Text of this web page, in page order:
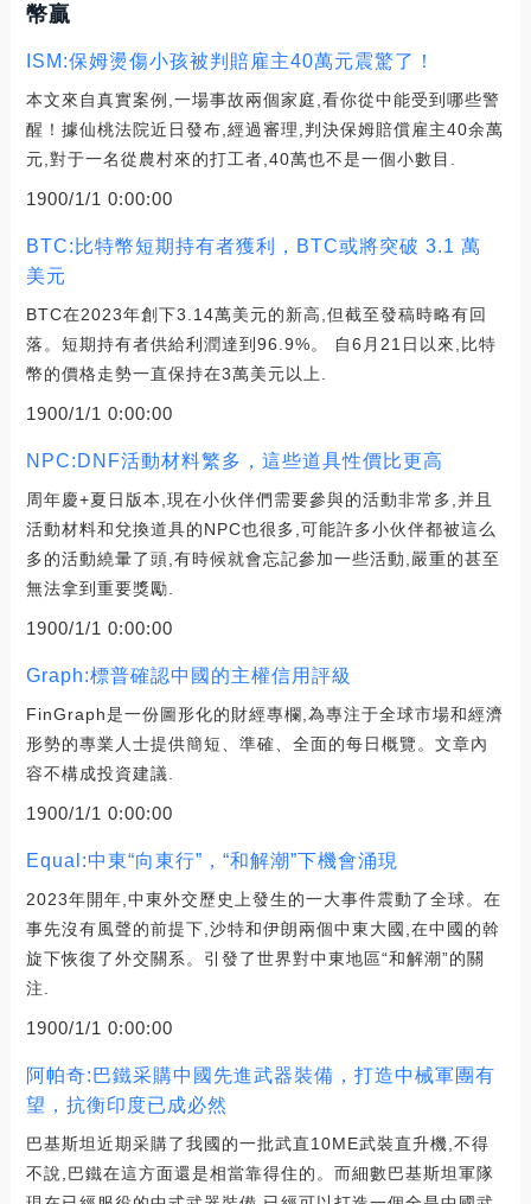
幣贏
ISM:保姆燙傷小孩被判賠雇主40萬元震驚了！
本文來自真實案例,一場事故兩個家庭,看你從中能受到哪些警
醒！據仙桃法院近日發布,經過審理,判決保姆賠償雇主40余萬
元,對于一名從農村來的打工者,40萬也不是一個小數目.
1900/1/1 0:00:00
BTC:比特幣短期持有者獲利，BTC或將突破 3.1 萬
美元
BTC在2023年創下3.14萬美元的新高,但截至發稿時略有回
落。短期持有者供給利潤達到96.9%。 自6月21日以來,比特
幣的價格走勢一直保持在3萬美元以上.
1900/1/1 0:00:00
NPC:DNF活動材料繁多，這些道具性價比更高
周年慶+夏日版本,現在小伙伴們需要參與的活動非常多,并且
活動材料和兌換道具的NPC也很多,可能許多小伙伴都被這么
多的活動繞暈了頭,有時候就會忘記參加一些活動,嚴重的甚至
無法拿到重要獎勵.
1900/1/1 0:00:00
Graph:標普確認中國的主權信用評級
FinGraph是一份圖形化的財經專欄,為專注于全球市場和經濟
形勢的專業人士提供簡短、準確、全面的每日概覽。文章內
容不構成投資建議.
1900/1/1 0:00:00
Equal:中東“向東行”，“和解潮”下機會涌現
2023年開年,中東外交歷史上發生的一大事件震動了全球。在
事先沒有風聲的前提下,沙特和伊朗兩個中東大國,在中國的斡
旋下恢復了外交關系。引發了世界對中東地區“和解潮”的關
注.
1900/1/1 0:00:00
阿帕奇:巴鐵采購中國先進武器裝備，打造中械軍團有
望，抗衡印度已成必然
巴基斯坦近期采購了我國的一批武直10ME武裝直升機,不得
不說,巴鐵在這方面還是相當靠得住的。而細數巴基斯坦軍隊